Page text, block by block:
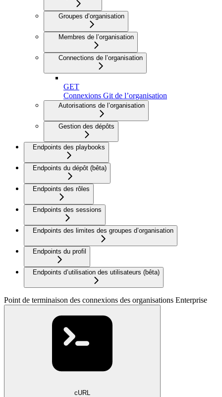
Groupes d’organisation
Membres de l’organisation
Connections de l’organisation
GET
Connexions Git de l’organisation
Autorisations de l’organisation
Gestion des dépôts
Endpoints des playbooks
Endpoints du dépôt (bêta)
Endpoints des rôles
Endpoints des sessions
Endpoints des limites des groupes d’organisation
Endpoints du profil
Endpoints d’utilisation des utilisateurs (bêta)
Point de terminaison des connexions des organisations Enterprise
cURL